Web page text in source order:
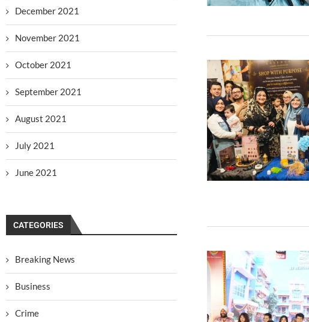
December 2021
November 2021
October 2021
September 2021
August 2021
July 2021
June 2021
CATEGORIES
Breaking News
Business
Crime